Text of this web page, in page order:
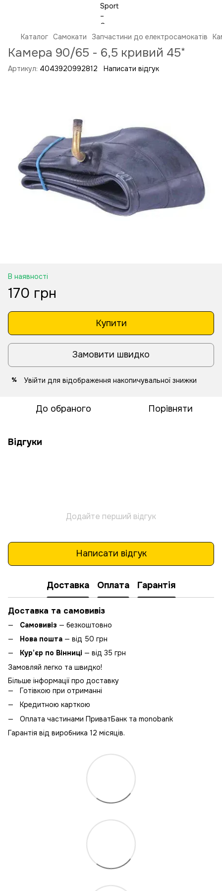
Каталог Самокати Запчастини до електросамокатів
Камера 90/65 - 6,5 кривий 45*
Артикул: 4043920992812 Написати відгук
В наявності
170 грн
Купити
Замовити швидко
% Увійти для відображення накопичувальної знижки
До обраного Порівняти
Відгуки
Додайте перший відгук
Написати відгук
Доставка Оплата Гарантія
Доставка та самовивіз
Самовивіз — безкоштовно
Нова пошта — від 50 грн
Кур’єр по Вінниці — від 35 грн
Замовляй легко та швидко!
Більше інформації про доставку
Готівкою при отриманні
Кредитною карткою
Оплата частинами ПриватБанк та monobank
Гарантія від виробника 12 місяців.